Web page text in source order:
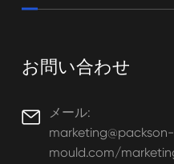
お問い合わせ

メール:
marketing@packson-
mould.com/